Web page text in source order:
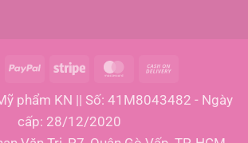
PayPal Stripe MasterCard
Delivery
phẩm KN || Số: 41M8043482 - Ngày
cấp: 28/12/2020